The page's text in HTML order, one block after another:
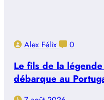
Alex Félix 0
Le fils de la
débarque au